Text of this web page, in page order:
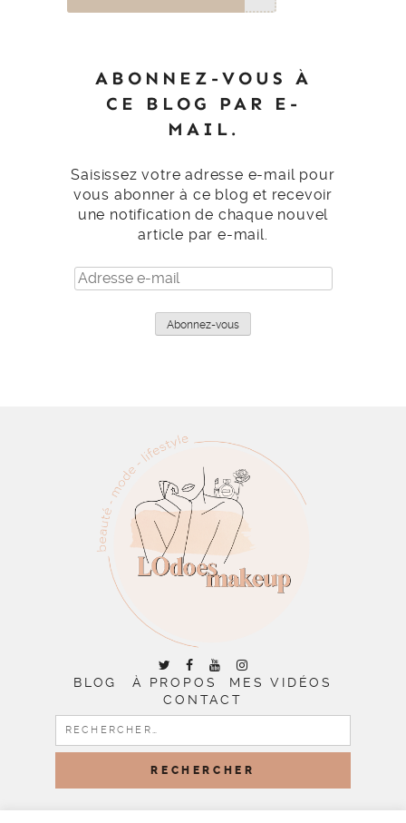
ABONNEZ-VOUS À
CE BLOG PAR E-
MAIL.
Saisissez votre adresse e-mail pour
vous abonner à ce blog et recevoir
une notification de chaque nouvel
article par e-mail.
Adresse
e-
Abonnez-vous
BLOG À PROPOS
MES VIDÉOS
CONTACT
RECHERCHER :